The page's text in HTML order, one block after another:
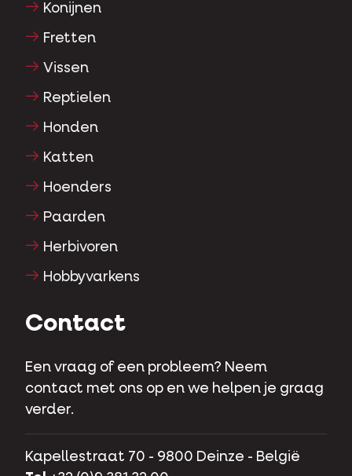
Konijnen
Fretten
Vissen
Reptielen
Honden
Katten
Hoenders
Paarden
Herbivoren
Hobbyvarkens
Contact
Een vraag of een probleem? Neem
contact met ons op en we helpen je graag
verder.
Kapellestraat 70 - 9800 Deinze - België